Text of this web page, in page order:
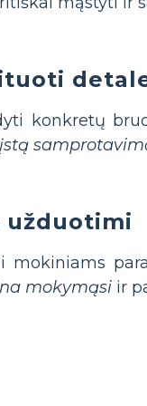
konkretų
užduotimi
mokiniams
mokymąsi ir